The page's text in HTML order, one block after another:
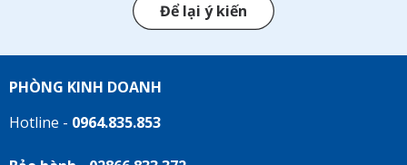
Để lại ý kiến
PHÒNG KINH DOANH
Hotline - 0964.835.853